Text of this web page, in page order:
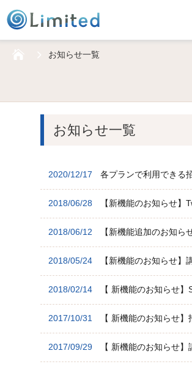
HOMEお知らせ一覧
お知らせ一覧
2020/12/17 各プランで利用できる
2018/06/28 【新機能のお知らせ】
2018/06/12 【新機能追加のお知ら
2018/05/24 【新機能のお知らせ】
2018/02/14 【 新機能のお知らせ
2017/10/31 【 新機能のお知らせ
2017/09/29 【 新機能のお知らせ